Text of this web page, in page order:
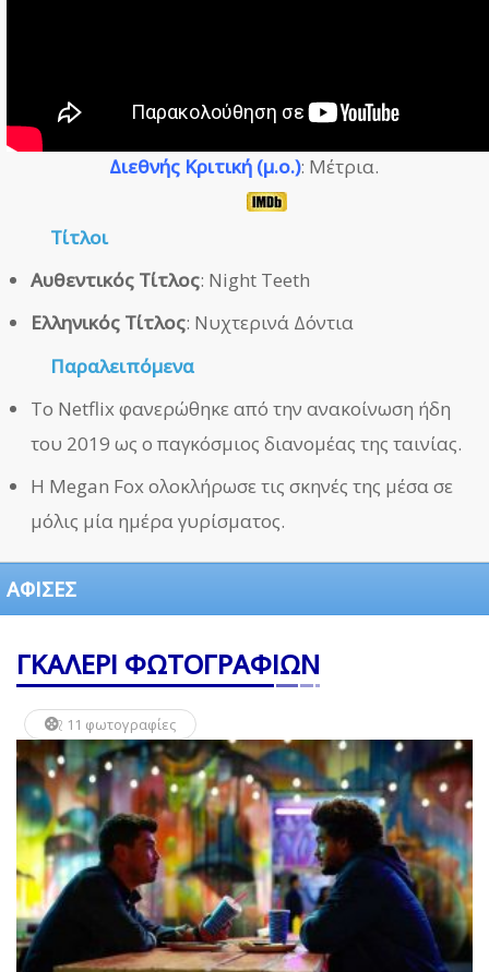
Διεθνής Κριτική (μ.ο.): Μέτρια.
Τίτλοι
Αυθεντικός Τίτλος: Night Teeth
Ελληνικός Τίτλος: Νυχτερινά Δόντια
Παραλειπόμενα
Το Netflix φανερώθηκε από την ανακοίνωση ήδη
του 2019 ως ο παγκόσμιος διανομέας της ταινίας.
Η Megan Fox ολοκλήρωσε τις σκηνές της μέσα σε
μόλις μία ημέρα γυρίσματος.
ΑΦΙΣΕΣ
ΓΚΑΛΕΡΙ ΦΩΤΟΓΡΑΦΙΩΝ
11 φωτογραφίες